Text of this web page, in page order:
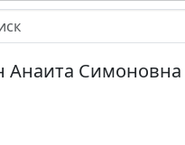
Анаита Симоновна